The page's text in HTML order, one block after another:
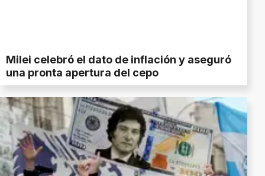
Milei celebró el dato de inflación y aseguró
una pronta apertura del cepo